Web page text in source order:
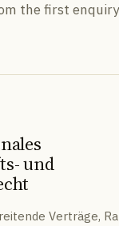
the first
und
Verträge,